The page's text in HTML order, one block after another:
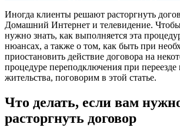
Иногда клиенты решают расторгнуть
Домашний Интернет и телевидение. Чтобы
нужно знать, как выполняется эта
нюансах, а также о том, как быть при
приостановить действие договора на
процедуре переподключения при переезде
жительства, поговорим в этой статье.
Что делать, если вам
расторгнуть договор